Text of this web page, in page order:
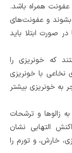
همراه باشد.
بشوند و عفونت‌های
صورت ابتلا باید
که خونریزی را
نخاعی با خونریزی
به خونریزی بیشتر
زالوها و ترشحات
التهابی نشان
خارش، و تورم را